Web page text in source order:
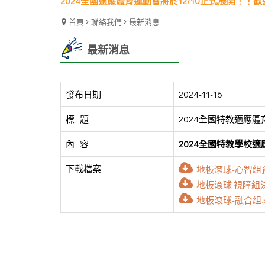
2024全國適應體育運動會將於12/10正式展開！！
首頁 聯絡我們 最新消息
最新消息
發布日期 2024-11-16
標   題 2024全國特教適應體
內   容 2024全國特教學校適
下載檔案
地板滾球-心智組
地板滾球 視障組
地板滾球-融合組